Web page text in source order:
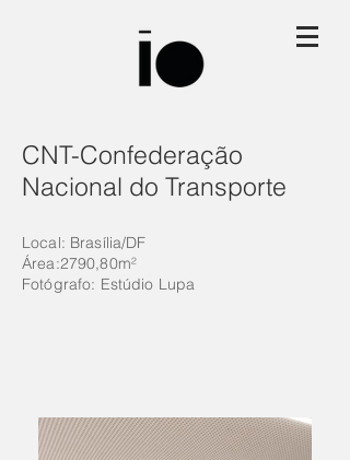
CNT-Confederação
Nacional do Transporte
Local: Brasília/DF
Área:2790,80m²
Fotógrafo: Estúdio Lupa